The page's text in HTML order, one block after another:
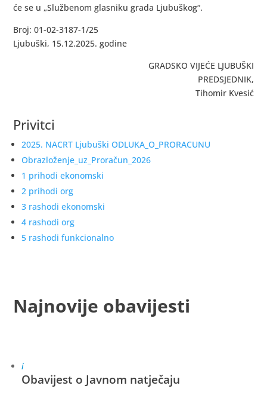
će se u „Službenom glasniku grada Ljubuškog“.
Broj: 01-02-3187-1/25
Ljubuški, 15.12.2025. godine
GRADSKO VIJEĆE LJUBUŠKI
PREDSJEDNIK,
Tihomir Kvesić
Privitci
2025. NACRT Ljubuški ODLUKA_O_PRORACUNU
Obrazloženje_uz_Proračun_2026
1 prihodi ekonomski
2 prihodi org
3 rashodi ekonomski
4 rashodi org
5 rashodi funkcionalno
Najnovije obavijesti
i
Obavijest o Javnom natječaju